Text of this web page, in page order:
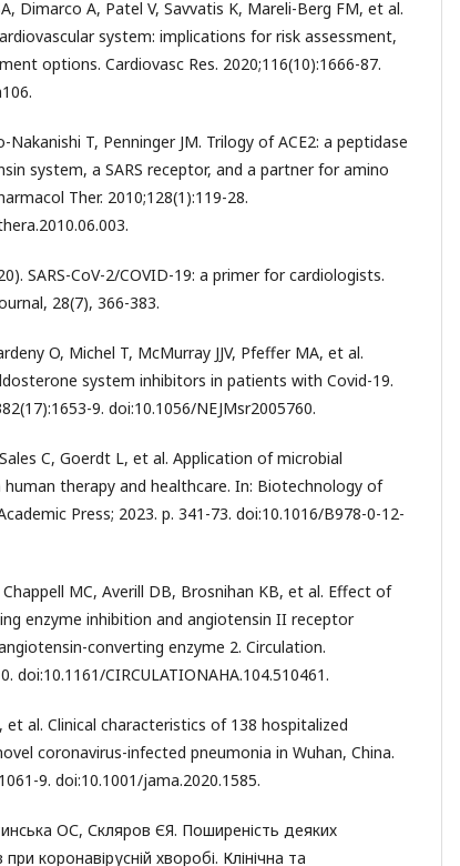
Dimarco A, Patel V, Savvatis K, Mareli-Berg FM, et al.
system: implications for risk assessment,
options. Cardiovasc Res. 2020;116(10):1666-87.
Nakanishi T, Penninger JM. Trilogy of ACE2: a peptidase
system, a SARS receptor, and a partner for amino
Ther. 2010;128(1):119-28.
SARS-CoV-2/COVID-19: a primer for cardiologists.
28(7), 366-383.
O, Michel T, McMurray JJV, Pfeffer MA, et al.
system inhibitors in patients with Covid-19.
9. doi:10.1056/NEJMsr2005760.
C, Goerdt L, et al. Application of microbial
human therapy and healthcare. In: Biotechnology of
Press; 2023. p. 341-73. doi:10.1016/B978-0-12-
Chappell MC, Averill DB, Brosnihan KB, et al. Effect of
enzyme inhibition and angiotensin II receptor
converting enzyme 2. Circulation.
doi:10.1161/CIRCULATIONAHA.104.510461.
et al. Clinical characteristics of 138 hospitalized
coronavirus-infected pneumonia in Wuhan, China.
9. doi:10.1001/jama.2020.1585.
ОС, Скляров ЄЯ. Поширеність деяких
коронавірусній хворобі. Клінічна та